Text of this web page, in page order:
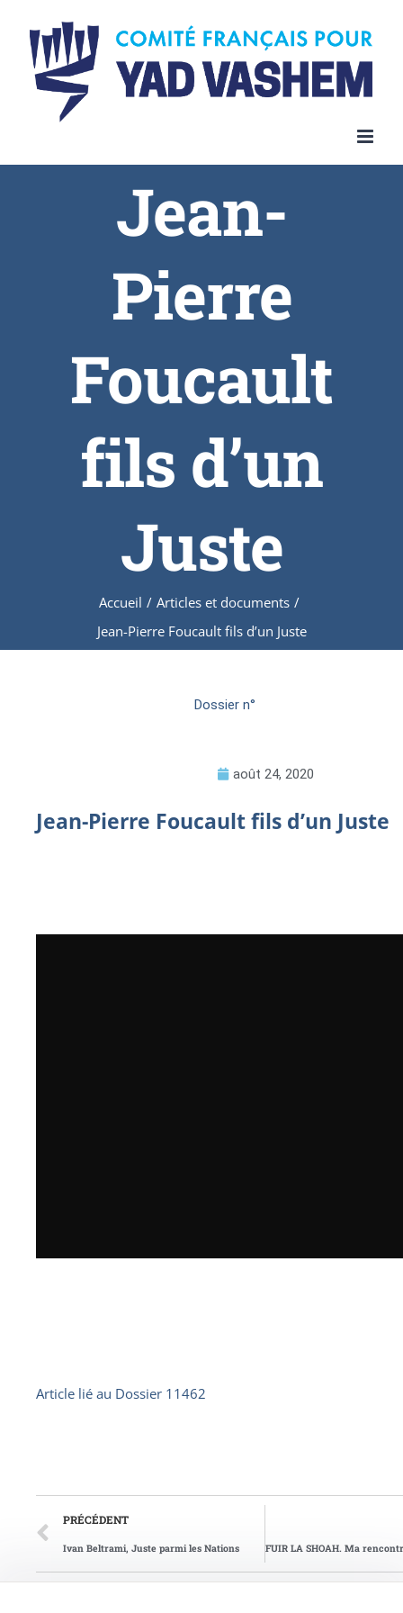
Jean-
Pierre
Foucault
fils d’un
Juste
Accueil / Articles et documents /
Jean-Pierre Foucault fils d’un Juste
Dossier n°
août 24, 2020
Jean-Pierre Foucault fils d’un Juste
Article lié au Dossier 11462
PRÉCÉDENT
Ivan Beltrami, Juste parmi les Nations